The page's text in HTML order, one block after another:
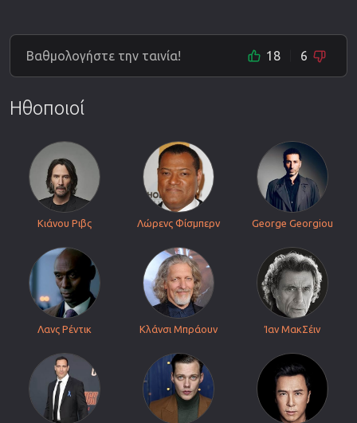
Βαθμολογήστε την ταινία! 18 6
Ηθοποιοί
Κιάνου Ριβς Λώρενς Φίσμπερν George Georgiou
Λανς Ρέντικ Κλάνσι Μπράουν Ίαν ΜακΣέιν